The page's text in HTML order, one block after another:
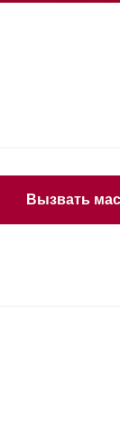
Вызвать